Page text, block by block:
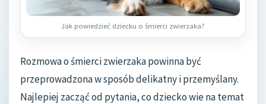
Jak powiedzieć dziecku o śmierci zwierzaka?
Rozmowa o śmierci zwierzaka powinna być
przeprowadzona w sposób delikatny i przemyślany.
Najlepiej zacząć od pytania, co dziecko wie na temat